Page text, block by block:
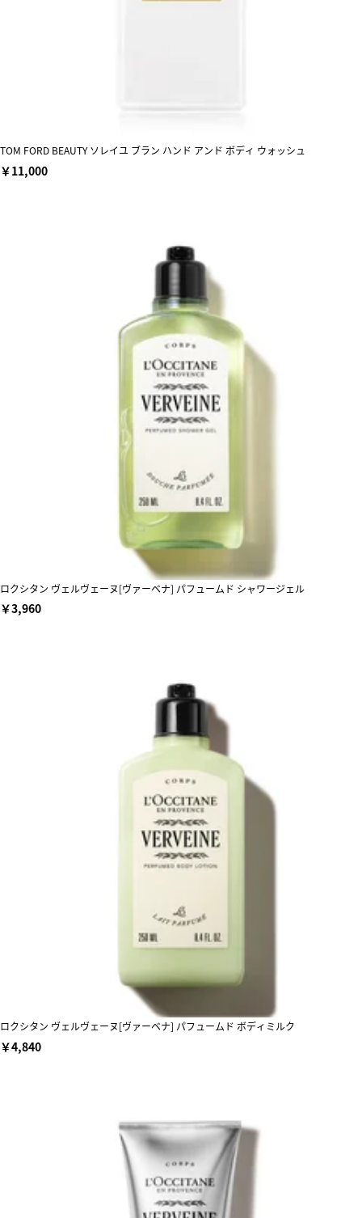
TOM FORD BEAUTY ソレイユ ブラン ハンド アンド ボディ ウォッシュ
￥11,000
ロクシタン ヴェルヴェーヌ[ヴァーベナ] パフュームド シャワージェル
￥3,960
ロクシタン ヴェルヴェーヌ[ヴァーベナ] パフュームド ボディミルク
￥4,840